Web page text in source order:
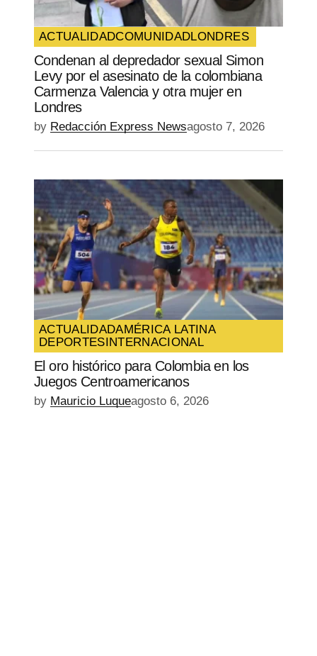
ACTUALIDADCOMUNIDADLONDRES
Condenan al depredador sexual Simon
Levy por el asesinato de la colombiana
Carmenza Valencia y otra mujer en
Londres
by Redacción Express Newsagosto 7, 2026
ACTUALIDADAMÉRICA LATINA
DEPORTESINTERNACIONAL
El oro histórico para Colombia en los
Juegos Centroamericanos
by Mauricio Luqueagosto 6, 2026